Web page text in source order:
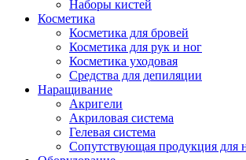
Наборы кистей
Косметика
Косметика для бровей
Косметика для рук и ног
Косметика уходовая
Средства для депиляции
Наращивание
Акригели
Акриловая система
Гелевая система
Сопутствующая продукция для